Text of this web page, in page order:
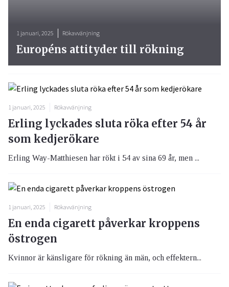
1 januari, 2025 Rökavvänjning
Européns attityder till rökning
1 januari, 2025 Rökavvänjning
Erling lyckades sluta röka efter 54 år
som kedjerökare
Erling Way-Matthiesen har rökt i 54 av sina 69 år, men ...
1 januari, 2025 Rökavvänjning
En enda cigarett påverkar kroppens
östrogen
Kvinnor är känsligare för rökning än män, och effektern...